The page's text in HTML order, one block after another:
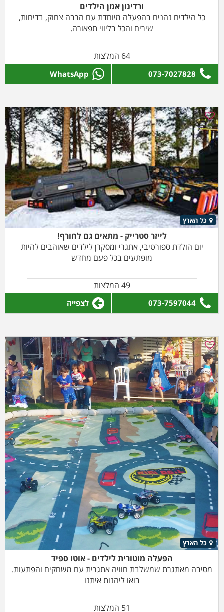
ורדינון אמן הילדים
כל הילדים נהנים בהפעלה מיוחדת עם הרבה צחוק, בדיחות,
שירים והכל בליווי תפאורה.
64 המלצות
073-7027828
WhatsApp
כל הארץ
לייזר סטרייק - מתאים גם לחורף!
יום הולדת ספורטיבי, אתגרי ומסקרן לילדים שאוהבים להיות
מופתעים בכל פעם מחדש
49 המלצות
073-7597044 לצפייה
כל הארץ
הפעלה מוטורית לילדים - אוטו ספיד
מסיבה מאתגרת שמשלבת חוויה אתגרית עם משחקים והפתעות.
בואו ליהנות איתנו
51 המלצות